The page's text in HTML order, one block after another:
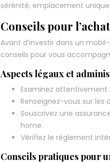
sérénité, emplacement
Conseils pour
Avant d’investir dans un
conseils pour vous
Aspects légaux et
Examinez
Renseignez-vous sur les
Souscrivez une
home.
Vérifiez le règlement
Conseils pratiques pour